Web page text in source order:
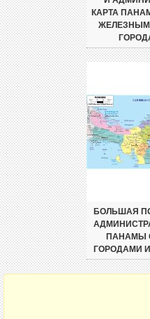
КАРТА
БОЛЬШАЯ
ПАНАМЫ
ГОРОДАМИ